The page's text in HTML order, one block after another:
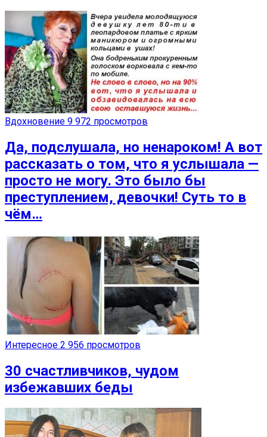
Вдохновение 9 972 просмотров
Да, подслушала, но ненароком! А вот
рассказать о том, что я услышала —
просто не могу. Это было бы
преступлением, девочки! Суть то в
чём…
Интересное 2 956 просмотров
30 счастливчиков, чудом
избежавших беды